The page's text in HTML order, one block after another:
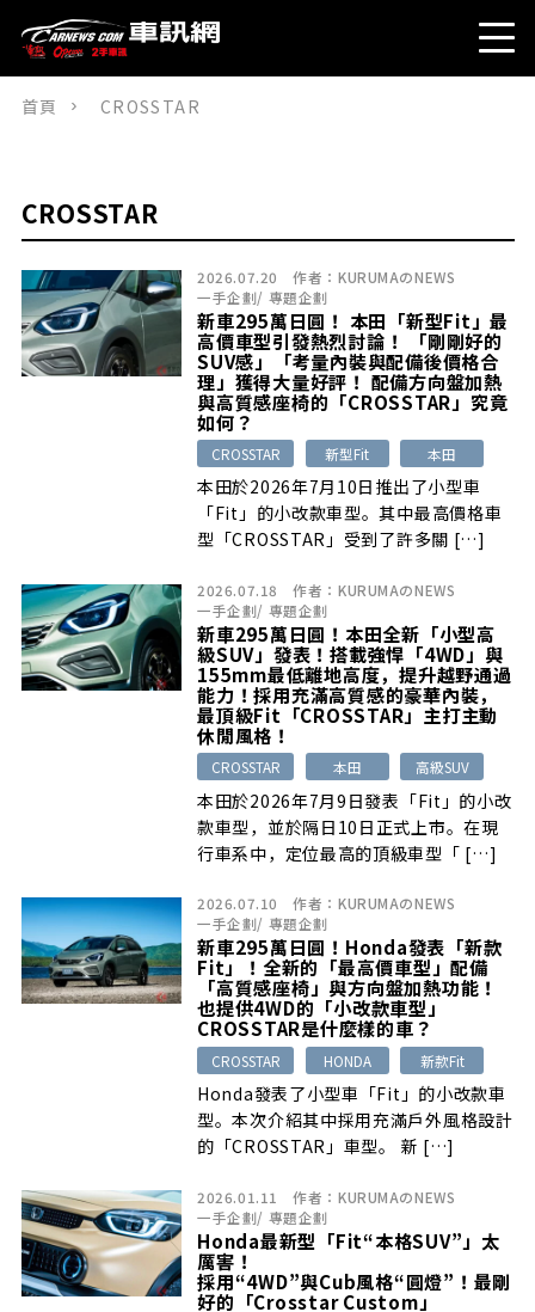
首頁 CROSSTAR
CROSSTAR
2026.07.20 作者： KURUMAのNEWS
一手企劃/ 專題企劃
新車295萬日圓！ 本田「新型Fit」最
高價車型引發熱烈討論！ 「剛剛好的
SUV感」「考量內裝與配備後價格合
理」獲得大量好評！ 配備方向盤加熱
與高質感座椅的「CROSSTAR」究竟
如何？
CROSSTAR 新型Fit 本田
本田於2026年7月10日推出了小型車
「Fit」的小改款車型。其中最高價格車
型「CROSSTAR」受到了許多關 […]
2026.07.18 作者： KURUMAのNEWS
一手企劃/ 專題企劃
新車295萬日圓！本田全新「小型高
級SUV」發表！搭載強悍「4WD」與
155mm最低離地高度，提升越野通過
能力！採用充滿高質感的豪華內裝，
最頂級Fit「CROSSTAR」主打主動
休閒風格！
CROSSTAR 本田 高級SUV
本田於2026年7月9日發表「Fit」的小改
款車型，並於隔日10日正式上市。在現
行車系中，定位最高的頂級車型「 […]
2026.07.10 作者： KURUMAのNEWS
一手企劃/ 專題企劃
新車295萬日圓！Honda發表「新款
Fit」！全新的「最高價車型」配備
「高質感座椅」與方向盤加熱功能！
也提供4WD的「小改款車型」
CROSSTAR是什麼樣的車？
CROSSTAR HONDA 新款Fit
Honda發表了小型車「Fit」的小改款車
型。本次介紹其中採用充滿戶外風格設計
的「CROSSTAR」車型。 新 […]
2026.01.11 作者： KURUMAのNEWS
一手企劃/ 專題企劃
Honda最新型「Fit“本格SUV”」太
厲害！
採用“4WD”與Cub風格“圓燈”！最剛
好的「Crosstar Custom」